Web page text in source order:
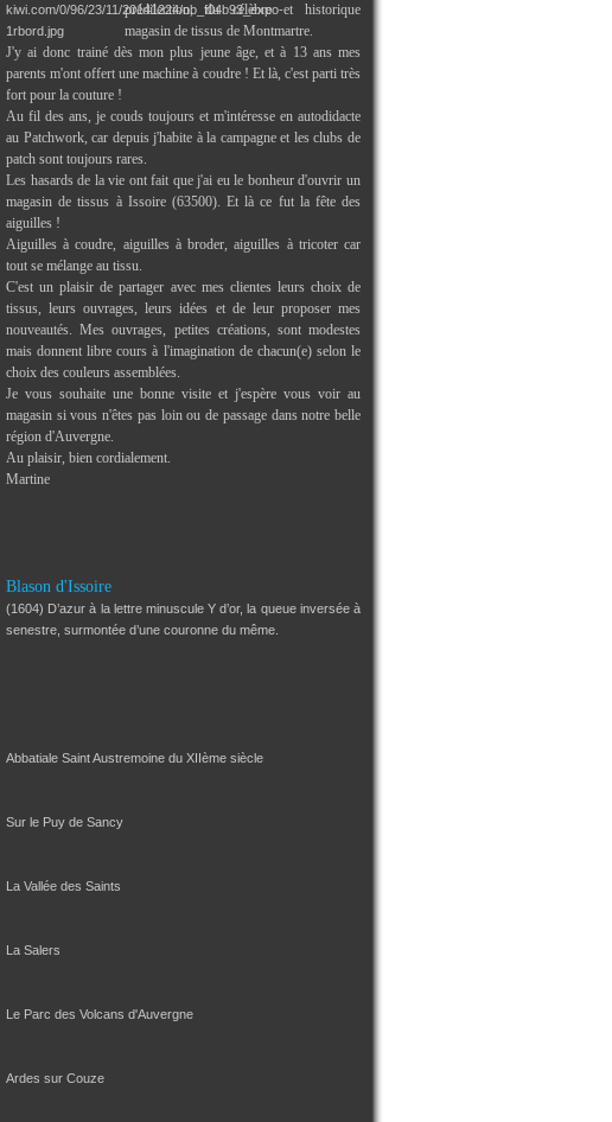
prédilection, du célèbre et historique
magasin de tissus de Montmartre.
J'y ai donc trainé dès mon plus jeune âge, et à 13 ans mes
parents m'ont offert une machine à coudre ! Et là, c'est parti très
fort pour la couture !
Au fil des ans, je couds toujours et m'intéresse en autodidacte
au Patchwork, car depuis j'habite à la campagne et les clubs de
patch sont toujours rares.
Les hasards de la vie ont fait que j'ai eu le bonheur d'ouvrir un
magasin de tissus à Issoire (63500). Et là ce fut la fête des
aiguilles !
Aiguilles à coudre, aiguilles à broder, aiguilles à tricoter car
tout se mélange au tissu.
C'est un plaisir de partager avec mes clientes leurs choix de
tissus, leurs ouvrages, leurs idées et de leur proposer mes
nouveautés. Mes ouvrages, petites créations, sont modestes
mais donnent libre cours à l'imagination de chacun(e) selon le
choix des couleurs assemblées.
Je vous souhaite une bonne visite et j'espère vous voir au
magasin si vous n'êtes pas loin ou de passage dans notre belle
région d'Auvergne.
Au plaisir, bien cordialement.
Martine
Blason d'Issoire
(1604) D’azur à la lettre minuscule Y d’or, la queue inversée à
senestre, surmontée d’une couronne du même.
Abbatiale Saint Austremoine du XIIème siècle
Sur le Puy de Sancy
La Vallée des Saints
La Salers
Le Parc des Volcans d'Auvergne
Ardes sur Couze